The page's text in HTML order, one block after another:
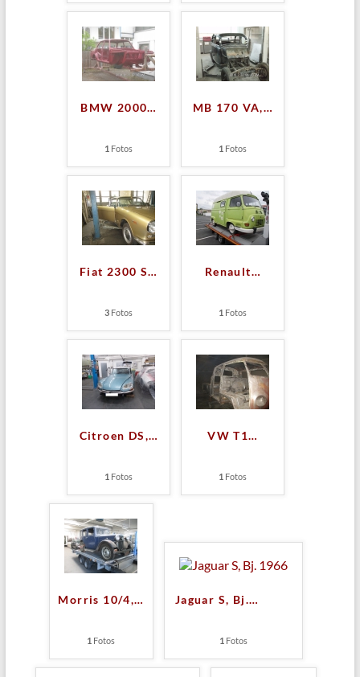
BMW 2000…
1 Fotos
MB 170 VA,…
1 Fotos
Fiat 2300 S…
3 Fotos
Renault…
1 Fotos
Citroen DS,…
1 Fotos
VW T1…
1 Fotos
Morris 10/4,…
1 Fotos
Jaguar S, Bj.…
1 Fotos